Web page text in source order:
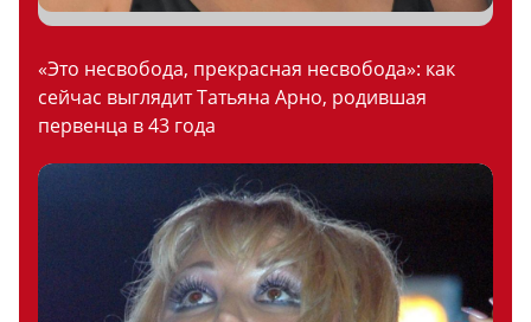
«Это несвобода, прекрасная несвобода»: как
сейчас выглядит Татьяна Арно, родившая
первенца в 43 года